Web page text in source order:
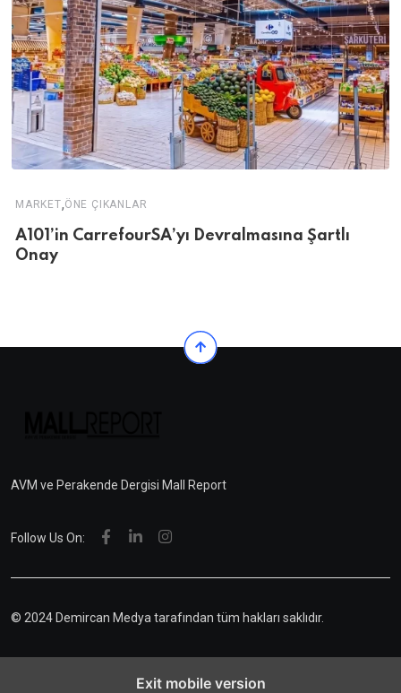
MARKET,ÖNE ÇIKANLAR
A101’in CarrefourSA’yı Devralmasına Şartlı
Onay
AVM ve Perakende Dergisi Mall Report
Follow Us On:
© 2024 Demircan Medya tarafından tüm hakları saklıdır.
Exit mobile version